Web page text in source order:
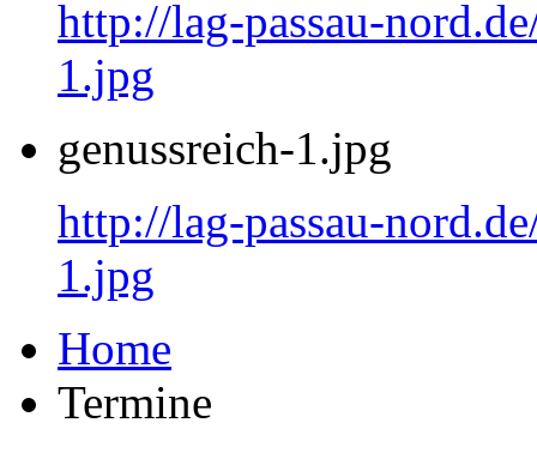
http://lag-passau-
1.jpg
genussreich-1.jpg
http://lag-passau-
1.jpg
Home
Termine